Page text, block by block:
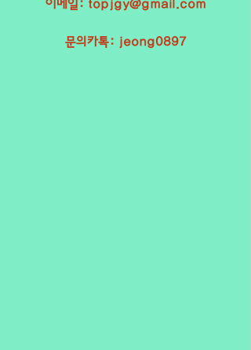
이메일: topjgy@gmail.com
문의카톡: jeong0897